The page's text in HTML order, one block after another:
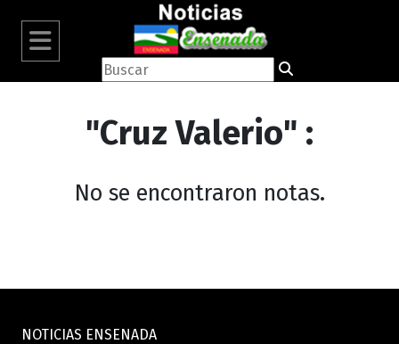
"Cruz Valerio" :
No se encontraron notas.
NOTICIAS ENSENADA